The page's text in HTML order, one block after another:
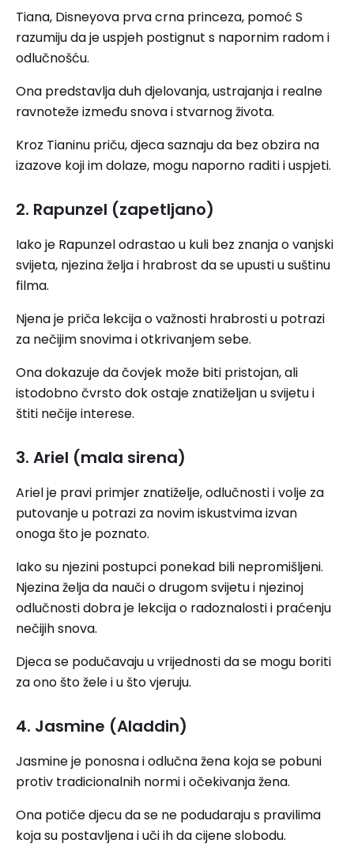
Tiana, Disneyova prva crna princeza, pomoć S
razumiju da je uspjeh postignut s napornim radom i
odlučnošću.
Ona predstavlja duh djelovanja, ustrajanja i realne
ravnoteže između snova i stvarnog života.
Kroz Tianinu priču, djeca saznaju da bez obzira na
izazove koji im dolaze, mogu naporno raditi i uspjeti.
2. Rapunzel (zapetljano)
Iako je Rapunzel odrastao u kuli bez znanja o vanjski
svijeta, njezina želja i hrabrost da se upusti u suštinu
filma.
Njena je priča lekcija o važnosti hrabrosti u potrazi
za nečijim snovima i otkrivanjem sebe.
Ona dokazuje da čovjek može biti pristojan, ali
istodobno čvrsto dok ostaje znatiželjan u svijetu i
štiti nečije interese.
3. Ariel (mala sirena)
Ariel je pravi primjer znatiželje, odlučnosti i volje za
putovanje u potrazi za novim iskustvima izvan
onoga što je poznato.
Iako su njezini postupci ponekad bili nepromišljeni.
Njezina želja da nauči o drugom svijetu i njezinoj
odlučnosti dobra je lekcija o radoznalosti i praćenju
nečijih snova.
Djeca se podučavaju u vrijednosti da se mogu boriti
za ono što žele i u što vjeruju.
4. Jasmine (Aladdin)
Jasmine je ponosna i odlučna žena koja se pobuni
protiv tradicionalnih normi i očekivanja žena.
Ona potiče djecu da se ne podudaraju s pravilima
koja su postavljena i uči ih da cijene slobodu.